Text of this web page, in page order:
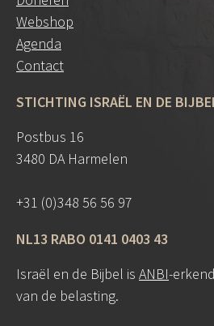
Webshop
Agenda
Contact
STICHTING ISRAËL EN DE
Postbus 16
3480 DA Harmelen
+31 (0)348 56 56 97
NL13 RABO 0141 0403 43
Israël en de Bijbel is ANBI-
van de belasting.